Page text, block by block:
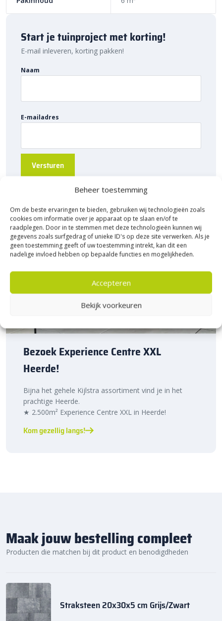
Beheer toestemming
Om de beste ervaringen te bieden, gebruiken wij technologieën zoals
cookies om informatie over je apparaat op te slaan en/of te
raadplegen. Door in te stemmen met deze technologieën kunnen wij
gegevens zoals surfgedrag of unieke ID's op deze site verwerken. Als je
geen toestemming geeft of uw toestemming intrekt, kan dit een
nadelige invloed hebben op bepaalde functies en mogelijkheden.
Accepteren
Bekijk voorkeuren
bestratingjarenlang netjes op z’n plek.
Bestel direct online of bezoek ons Experience
Centre XXL
Waalformaat XL 25x5x7 cm Grijs/Zwart vandaag nog via onze
Experience Centre XXLin Heerde en ontdek zelf hoe deze XL
kiest, metSierbestratingsmarktleg jij de basis voor een prachtig
Start je tuinproject met korting!
E-mail inleveren, korting pakken!
Naam
E-mailadres
Bezoek Experience Centre XXL
Heerde!
Bijna het gehele Kijlstra assortiment vind je in het
prachtige Heerde.
★ 2.500m² Experience Centre XXL in Heerde!
Kom gezellig langs!
Maak jouw bestelling compleet
Producten die matchen bij dit product en benodigdheden
Straksteen 20x30x5 cm Grijs/Zwart